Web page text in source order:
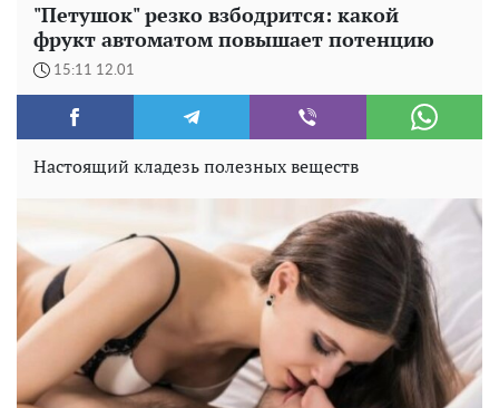
"Петушок" резко взбодрится: какой
фрукт автоматом повышает потенцию
15:11 12.01
Настоящий кладезь полезных веществ